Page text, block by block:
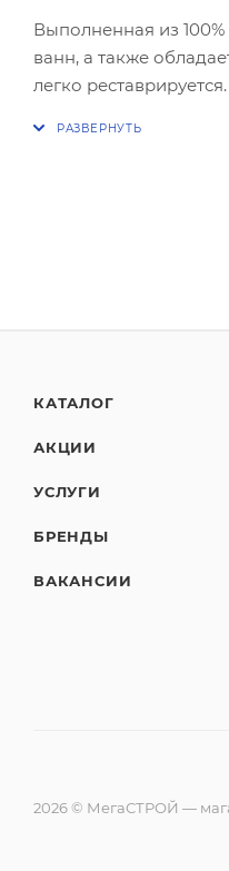
Выполненная из
ванн, а также
легко
КАТАЛОГ
АКЦИИ
УСЛУГИ
БРЕНДЫ
ВАКАНСИИ
2026 © МегаСТРОЙ —